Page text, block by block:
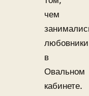
чем
любовники
в
Овальном
кабинете.